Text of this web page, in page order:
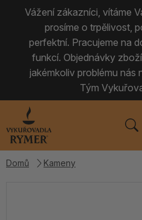
Vážení zákazníci, vítáme
prosíme o trpělivost,
perfektní. Pracujeme na
funkcí. Objednávky
jakémkoliv problému nás
Tým
Domů Kameny